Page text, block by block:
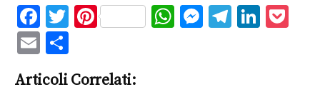
F
a
c
e
T
te
Pi
es
W M T Li
E
m
Articoli Correlati: